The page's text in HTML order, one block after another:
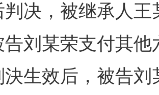
判决，被继承人
告刘某荣支付其
決生效后，被告